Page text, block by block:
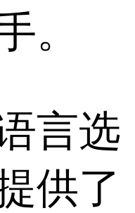
。
言选
供了